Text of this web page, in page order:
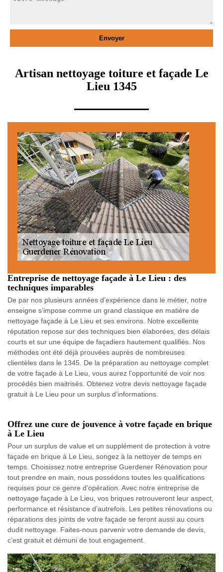
Artisan nettoyage toiture et façade Le
Lieu 1345
Entreprise de nettoyage façade à Le Lieu : des
techniques imparables
De par nos plusieurs années d’expérience dans le métier, notre
enseigne s’impose comme un grand classique en matière de
nettoyage façade à Le Lieu et ses environs. Notre excellente
réputation repose sur des techniques bien élaborées, des délais
courts et sur une équipe de façadiers hautement qualifiés. Nos
méthodes ont été déjà prouvées auprès de nombreuses
clientèles dans le 1345. De la préparation au nettoyage complet
de votre façade à Le Lieu, vous aurez l’opportunité de voir nos
procédés bien maitrisés. Obtenez votre devis nettoyage façade
gratuit à Le Lieu pour un surplus d’informations.
Offrez une cure de jouvence à votre façade en brique
à Le Lieu
Pour un surplus de value et un supplément de protection à votre
façade en brique à Le Lieu, songez à la nettoyer de temps en
temps. Choisissez notre entreprise Guerdener Rénovation pour
tout prendre en main, nous possédons toutes les qualifications
requises pour ce genre d’opération. Avec notre entreprise de
nettoyage façade à Le Lieu, vos briques retrouveront leur aspect,
performance et résistance d’autrefois. Les petites rénovations ou
réparations des joints de votre façade se feront aussi au cours
dudit nettoyage. Faites-nous parvenir votre demande de devis,
c’est gratuit et démuni de tout engagement.